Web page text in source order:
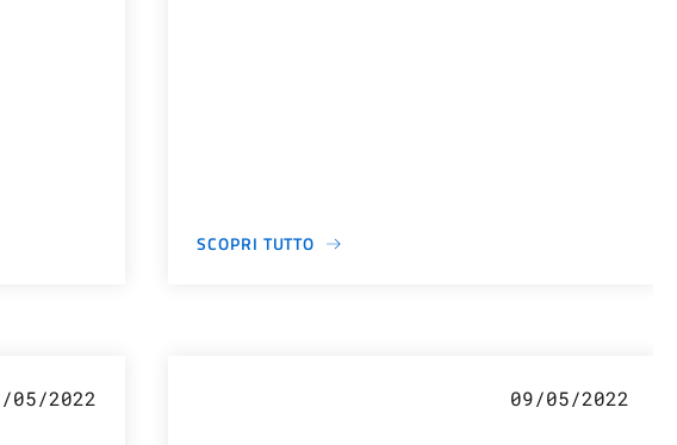
SCOPRI TUTTO
05/2022 09/05/2022